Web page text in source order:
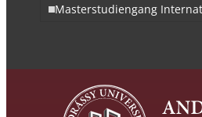
Masterstudiengang